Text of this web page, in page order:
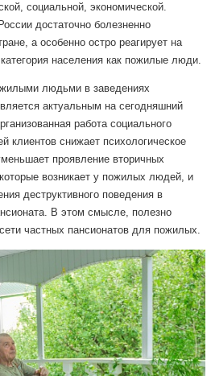
социальной, экономической.
достаточно болезненно
а особенно остро реагирует на
населения как пожилые люди.
людьми в заведениях
актуальным на сегодняшний
работа социального
клиентов снижает психологическое
проявление вторичных
возникает у пожилых людей, и
деструктивного поведения в
В этом смысле, полезно
частных пансионатов для пожилых.